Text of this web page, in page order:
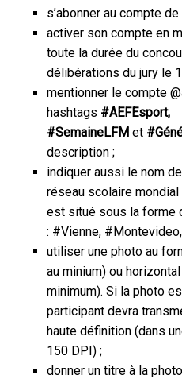
s’abonner au compte de
activer son compte en
toute la durée du
délibérations du jury le
mentionner le compte
hashtags #AEFEsport,
#SemaineLFM et
description ;
indiquer aussi le nom
réseau scolaire
est situé sous la forme
: #Vienne,
utiliser une photo au
au minium) ou
minimum). Si la photo
participant devra
haute définition (dans
150 DPI) ;
donner un titre à la